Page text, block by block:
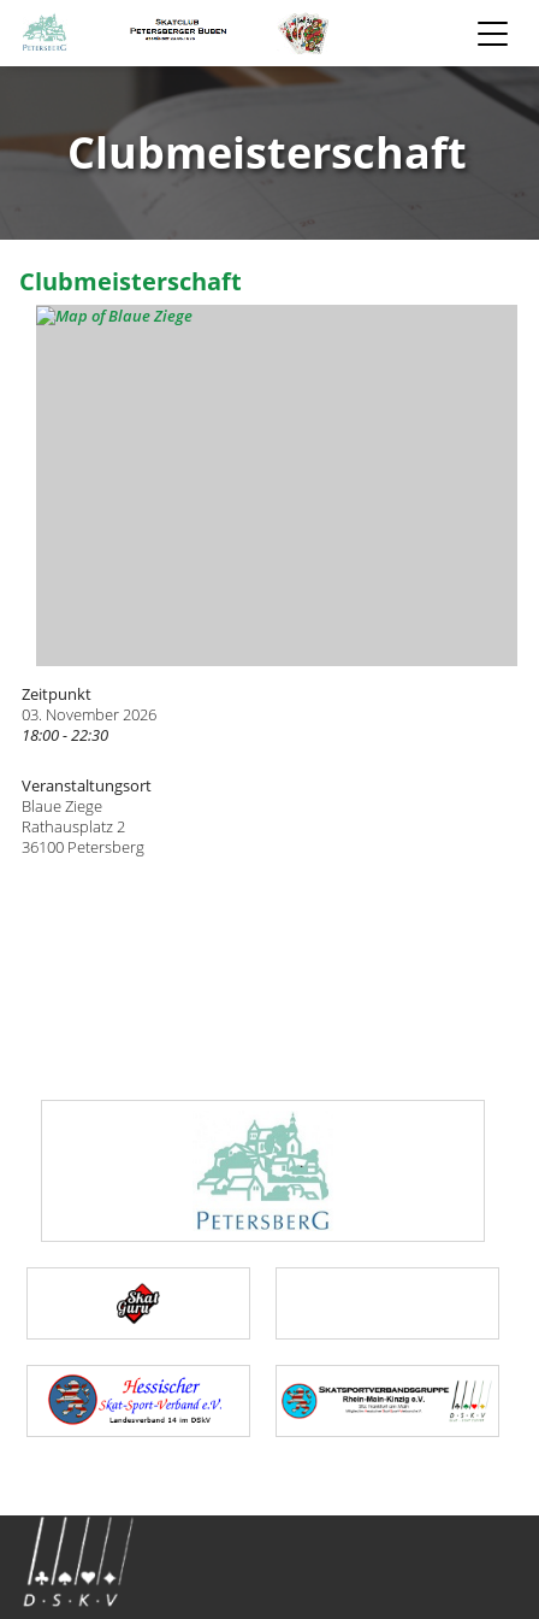
Clubmeisterschaft
Clubmeisterschaft
Zeitpunkt
03. November 2026
18:00 - 22:30
Veranstaltungsort
Blaue Ziege
Rathausplatz 2
36100 Petersberg